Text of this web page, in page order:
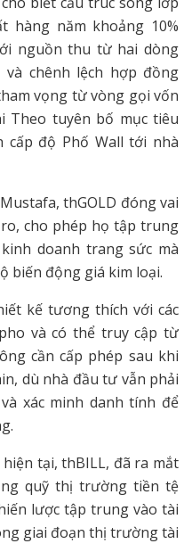
hàng năm khoảng 10%
nguồn thu từ hai dòng
chênh lệch hợp đồng
vọng từ vòng gọi vốn
Theo tuyên bố mục tiêu
cấp độ Phố Wall tới nhà
thGOLD đóng vai
cho phép họ tập trung
doanh trang sức mà
biến động giá kim loại.
kế tương thích với các
và có thể truy cập từ
cần cấp phép sau khi
dù nhà đầu tư vẫn phải
xác minh danh tính để
tại, thBILL, đã ra mắt
quỹ thị trường tiền tệ
lược tập trung vào tài
giai đoạn thị trường tài